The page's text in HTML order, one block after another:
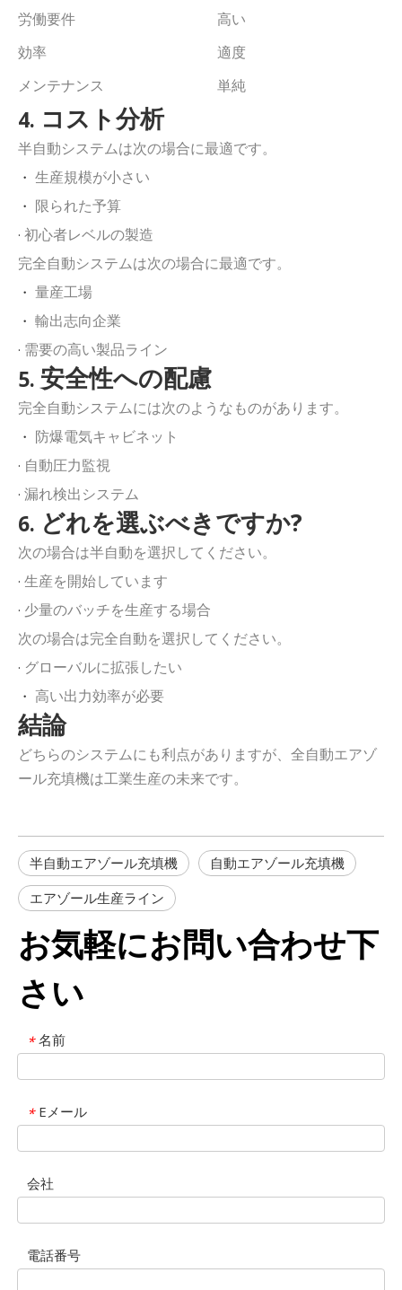
労働要件
高い
効率
適度
メンテナンス
単純
4. コスト分析
半自動システムは次の場合に最適です。
・ 生産規模が小さい
・ 限られた予算
· 初心者レベルの製造
完全自動システムは次の場合に最適です。
・ 量産工場
・ 輸出志向企業
· 需要の高い製品ライン
5. 安全性への配慮
完全自動システムには次のようなものがあります。
・ 防爆電気キャビネット
· 自動圧力監視
· 漏れ検出システム
6. どれを選ぶべきですか?
次の場合は半自動を選択してください。
· 生産を開始しています
· 少量のバッチを生産する場合
次の場合は完全自動を選択してください。
· グローバルに拡張したい
・ 高い出力効率が必要
結論
どちらのシステムにも利点がありますが、全自動エアゾ
ール充填機は工業生産の未来です。
半自動エアゾール充填機
自動エアゾール充填機
エアゾール生産ライン
お気軽にお問い合わせ下
さい
* 名前
* Eメール
会社
電話番号